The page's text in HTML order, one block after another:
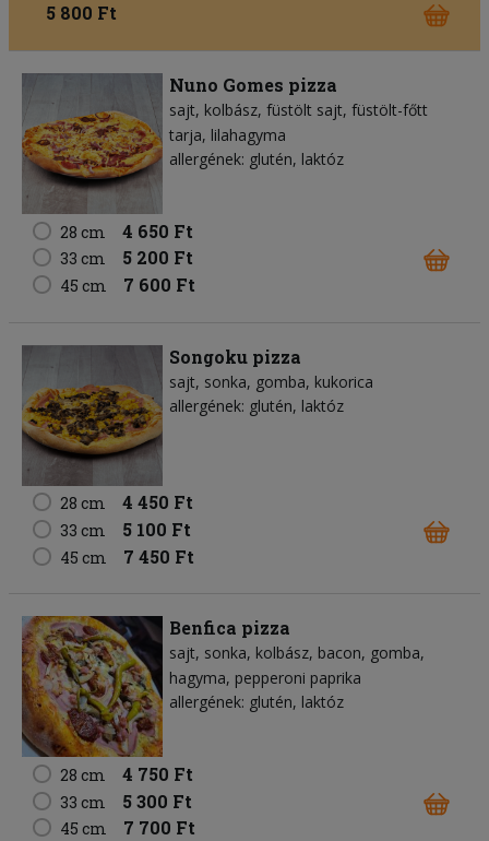
5 800 Ft
Nuno Gomes pizza
sajt kolbász füstölt sajt füstölt-főtt
tarja lilahagyma
allergének: glutén, laktóz
28 cm 4 650 Ft
33 cm 5 200 Ft
45 cm 7 600 Ft
Songoku pizza
sajt sonka gomba kukorica
allergének: glutén, laktóz
28 cm 4 450 Ft
33 cm 5 100 Ft
45 cm 7 450 Ft
Benfica pizza
sajt sonka kolbász bacon gomba
hagyma pepperoni paprika
allergének: glutén, laktóz
28 cm 4 750 Ft
33 cm 5 300 Ft
45 cm 7 700 Ft